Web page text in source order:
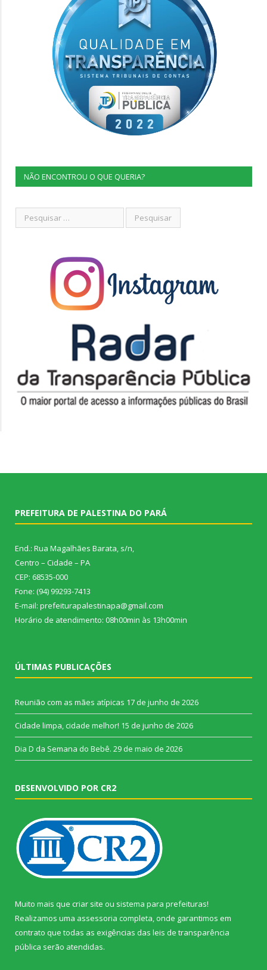
NÃO ENCONTROU O QUE QUERIA?
PREFEITURA DE PALESTINA DO PARÁ
End.: Rua Magalhães Barata, s/n,
Centro – Cidade – PA
CEP: 68535-000
Fone: (94) 99293-7413
E-mail: prefeiturapalestinapa@gmail.com
Horário de atendimento: 08h00min às 13h00min
ÚLTIMAS PUBLICAÇÕES
Reunião com as mães atípicas 17 de junho de 2026
Cidade limpa, cidade melhor! 15 de junho de 2026
Dia D da Semana do Bebê. 29 de maio de 2026
DESENVOLVIDO POR CR2
Muito mais que criar site ou sistema para prefeituras!
Realizamos uma assessoria completa, onde garantimos em
contrato que todas as exigências das leis de transparência
pública serão atendidas.